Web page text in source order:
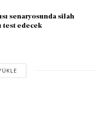
senaryosunda silah
test edecek